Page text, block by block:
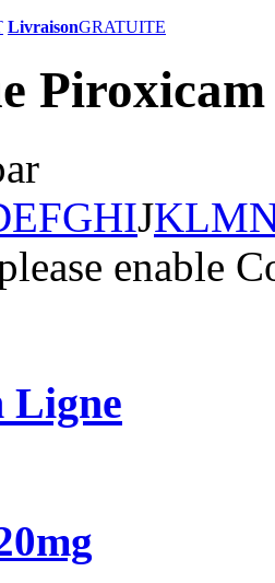
LivraisonGRATUITE
Piroxicam
EFGHIJKLM
enable
Ligne